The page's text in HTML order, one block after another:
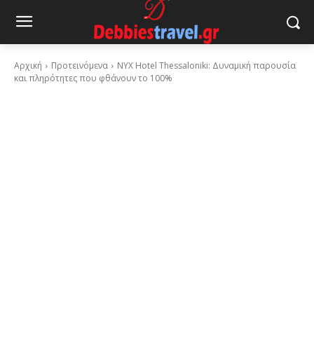
Αρχική Προτεινόμενα
NYX Hotel Thessaloniki: Δυναμική παρουσία
και πληρότητες που φθάνουν το 100%